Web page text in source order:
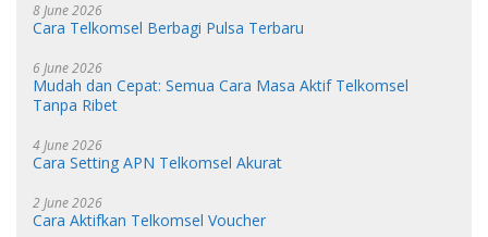
8 June 2026
Cara Telkomsel Berbagi Pulsa Terbaru
6 June 2026
Mudah dan Cepat: Semua Cara Masa Aktif Telkomsel
Tanpa Ribet
4 June 2026
Cara Setting APN Telkomsel Akurat
2 June 2026
Cara Aktifkan Telkomsel Voucher